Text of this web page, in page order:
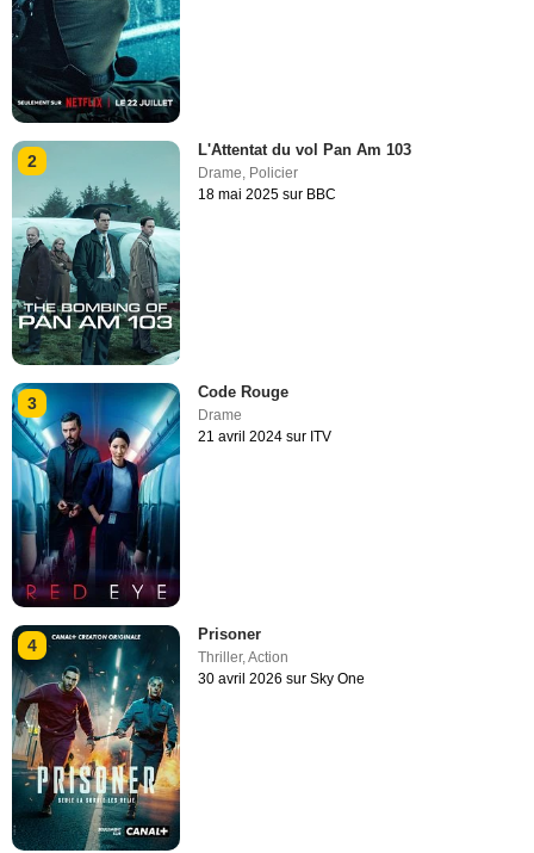
2
L'Attentat du vol Pan Am 103
Drame Policier
18 mai 2025 sur BBC
3
Code Rouge
Drame
21 avril 2024 sur ITV
4
Prisoner
Thriller,Action
30 avril 2026 sur Sky One